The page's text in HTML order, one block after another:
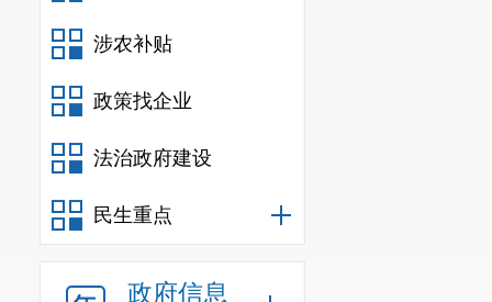
涉农补贴
政策找企业
法治政府建设
民生重点
政府信息